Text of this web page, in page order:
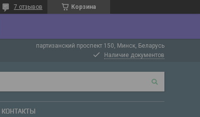
Корзина
7 отзывов
партизанский проспект 150, Минск, Беларусь
Наличие документов
КОНТАКТЫ